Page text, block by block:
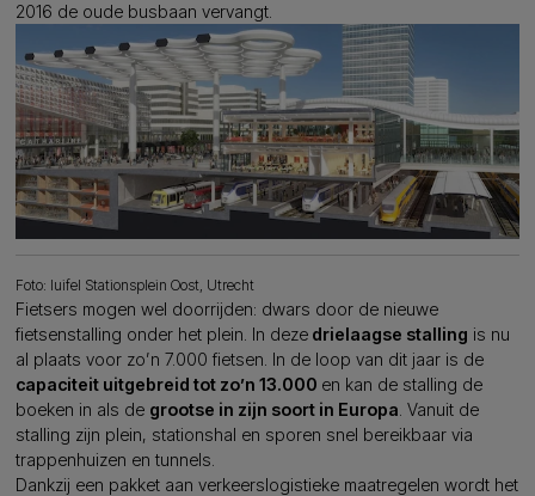
2016 de oude busbaan vervangt.
Foto: luifel Stationsplein Oost, Utrecht
Fietsers mogen wel doorrijden: dwars door de nieuwe
fietsenstalling onder het plein. In deze drielaagse stalling is nu
al plaats voor zo’n 7.000 fietsen. In de loop van dit jaar is de
capaciteit uitgebreid tot zo’n 13.000 en kan de stalling de
boeken in als de grootse in zijn soort in Europa . Vanuit de
stalling zijn plein, stationshal en sporen snel bereikbaar via
trappenhuizen en tunnels.
Dankzij een pakket aan verkeerslogistieke maatregelen wordt het